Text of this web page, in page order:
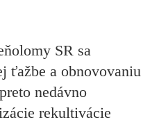
SR sa
ťažbe a obnovovaniu
nedávno
rekultivácie